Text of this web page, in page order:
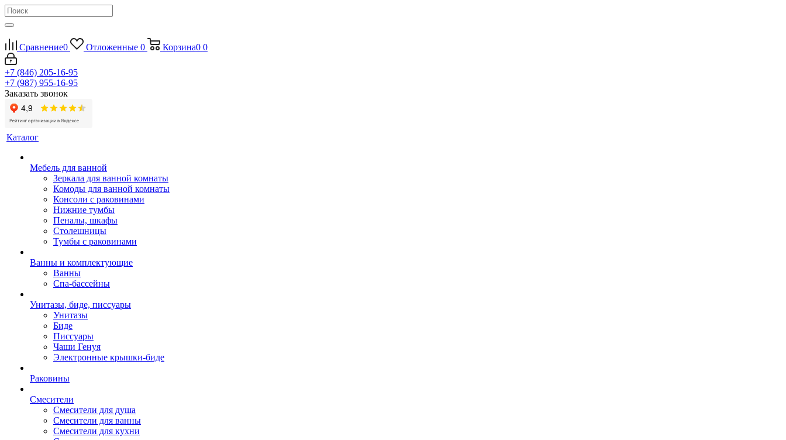
Сравнение0 Отложенные 0 Корзина0 0
+7 (846) 205-16-95
+7 (987) 955-16-95
Заказать звонок
Каталог
Мебель для ванной
Зеркала для ванной комнаты
Комоды для ванной комнаты
Консоли с раковинами
Нижние тумбы
Пеналы, шкафы
Столешницы
Тумбы с раковинами
Ванны и комплектующие
Ванны
Спа-бассейны
Унитазы, биде, писсуары
Унитазы
Биде
Писсуары
Чаши Генуя
Электронные крышки-биде
Раковины
Смесители
Смесители для душа
Смесители для ванны
Смесители для кухни